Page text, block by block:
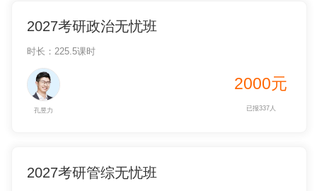
2027考研政治无忧班
时长：225.5课时
孔昱力
2000元
已报337人
2027考研管综无忧班